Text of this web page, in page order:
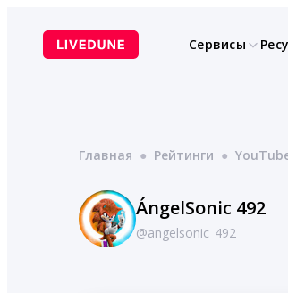
содержимому
Сервисы
Главная ● Рейтинги ●
ÁngelSonic 492
@angelsonic_492